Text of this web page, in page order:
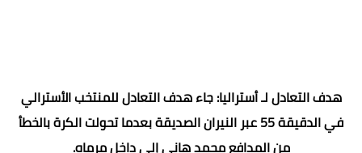
​هدف التعادل لـ أستراليا: جاء هدف التعادل للمنتخب الأسترالي
في الدقيقة 55 عبر النيران الصديقة بعدما تحولت الكرة بالخطأ
من المدافع محمد هاني إلى داخل مرماه.